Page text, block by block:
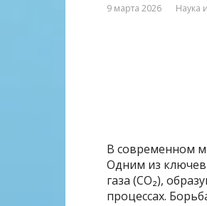
9 марта 2026 Наука
В современном
Одним из
газа (CO₂),
процессах.